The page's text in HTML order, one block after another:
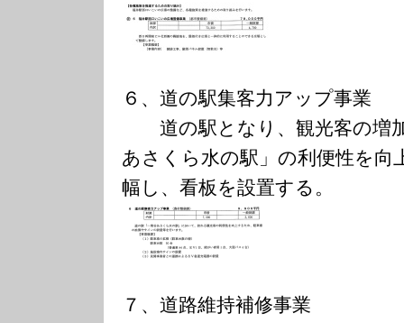
６、道の駅集客力アップ
道の駅となり、観光客の増
あさくら水の駅」の利便性を向
幅し、看板を設置する。
７、道路維持補修事業 １